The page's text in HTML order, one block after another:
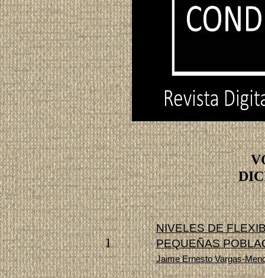
1
NIVELES DE
PEQUEÑAS
Jaime ErnestoVargas-